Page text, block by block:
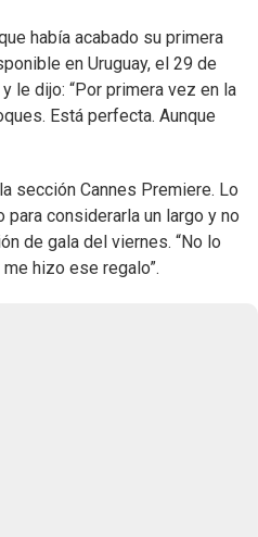
había acabado su primera
en Uruguay, el 29 de
le dijo: “Por primera vez en la
Está perfecta. Aunque
sección Cannes Premiere. Lo
para considerarla un largo y no
de gala del viernes. “No lo
hizo ese regalo”.